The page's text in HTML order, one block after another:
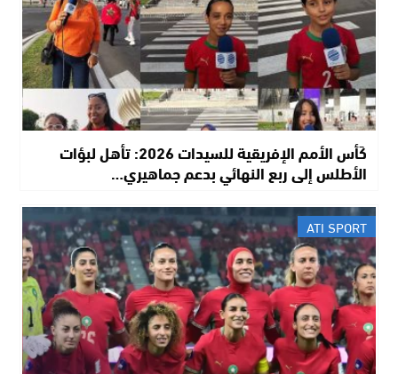
كَأس الأمم الإفريقية للسيدات 2026: تأهل لبؤات
الأطلس إلى ربع النهائي بدعم جماهيري…
ATI SPORT